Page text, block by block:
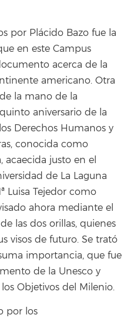
por Plácido Bazo fue la
en este Campus
acerca de la
americano. Otra
la mano de la
aniversario de la
Derechos Humanos y
conocida como
acaecida justo en el
de La Laguna
Luisa Tejedor como
ahora mediante el
las dos orillas, quienes
visos de futuro. Se trató
importancia, que fue
de la Unesco y
Objetivos del Milenio.
por los